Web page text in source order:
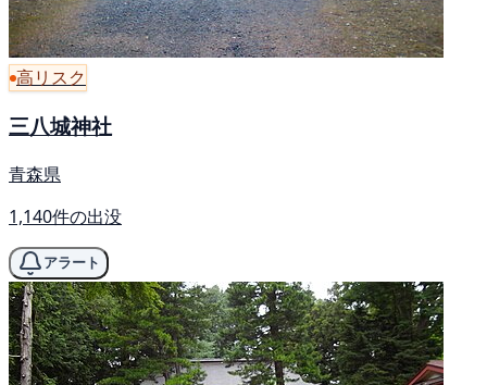
高リスク
三八城神社
青森県
1,140件の出没
アラート